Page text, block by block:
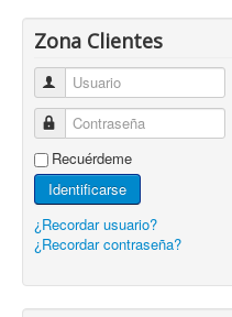
Zona Clientes
Usuario
Contraseña
Recuérdeme
Identificarse
¿Recordar usuario?
¿Recordar contraseña?